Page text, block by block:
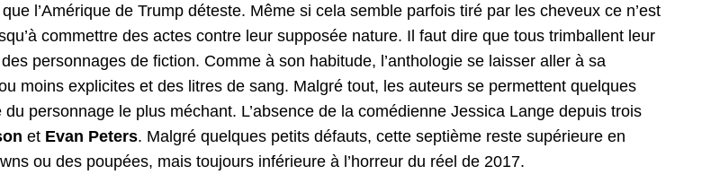
l’Amérique de Trump déteste. Même si cela semble parfois tiré par les cheveux ce n’est
commettre des actes contre leur supposée nature. Il faut dire que tous trimballent leur
personnages de fiction. Comme à son habitude, l’anthologie se laisser aller à sa
moins explicites et des litres de sang. Malgré tout, les auteurs se permettent quelques
personnage le plus méchant. L’absence de la comédienne Jessica Lange depuis trois
et Evan Peters. Malgré quelques petits défauts, cette septième reste supérieure en
ou des poupées, mais toujours inférieure à l’horreur du réel de 2017.